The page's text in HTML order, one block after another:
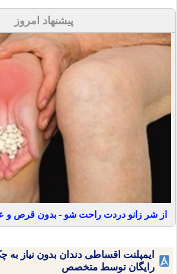
پیشنهاد امروز
از شر زانو دردت راحت شو - بدون قرص و
ایمپلنت اقساطی دندان بدون نیاز
رایگان توسط متخصص